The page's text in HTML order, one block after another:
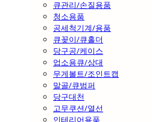
큐관리/손질용품
청소용품
공세척기계/용품
큐꽂이/큐홀더
당구공/케이스
업소용큐/상대
무게볼트/조인트캡
말골/큐범퍼
당구대천
고무쿠션/열선
인테리어용품